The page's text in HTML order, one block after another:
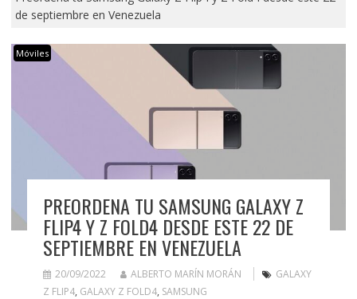
de septiembre en Venezuela
Móviles
PREORDENA TU SAMSUNG GALAXY Z
FLIP4 Y Z FOLD4 DESDE ESTE 22 DE
SEPTIEMBRE EN VENEZUELA
20/09/2022 ALBERTO MARÍN MORÁN
GALAXY
Z FLIP4, GALAXY Z FOLD4, SAMSUNG